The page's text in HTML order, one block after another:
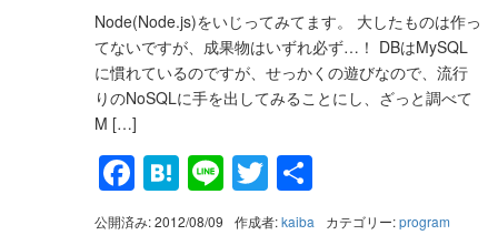
Node(Node.js)をいじってみてます。 大したものは作っ
てないですが、成果物はいずれ必ず…！ DBはMySQL
に慣れているのですが、せっかくの遊びなので、流行
りのNoSQLに手を出してみることにし、ざっと調べて
M […]
Facebook
Hatena
LineTwitter
有
公開済み: 2012/08/09 作成者:kaiba カテゴリー:program